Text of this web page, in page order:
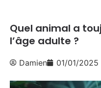
Quel animal a
l’âge adulte ?
Damien 01/01/2025